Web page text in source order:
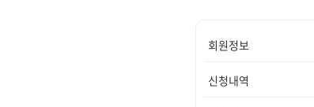
회원정보
신청내역